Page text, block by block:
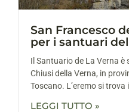
San Francesco
per i santuari
Il Santuario de La Verna
Chiusi della Verna, in
Toscano. L’eremo si trova
LEGGI TUTTO »